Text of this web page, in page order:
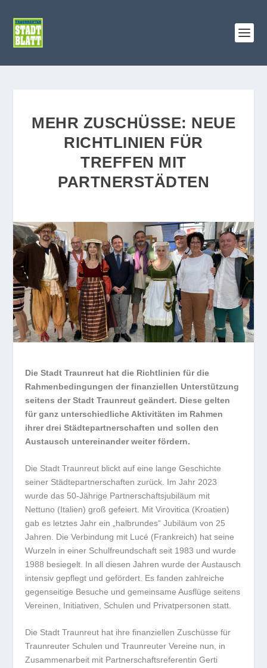
MEHR ZUSCHÜSSE: NEUE
RICHTLINIEN FÜR
TREFFEN MIT
PARTNERSTÄDTEN
Die Stadt Traunreut hat die Richtlinien für die
Rahmenbedingungen der finanziellen Unterstützung
seitens der Stadt Traunreut geändert. Diese gelten
für ganz unterschiedliche Aktivitäten im Rahmen
ihrer drei Städtepartnerschaften und sollen den
Austausch untereinander weiter fördern.
Die Stadt Traunreut blickt auf eine lange Geschichte
seiner Städtepartnerschaften zurück. Im Jahr 2023
wurde das 50-Jährige Partnerschaftsjubiläum mit
Nettuno (Italien) groß gefeiert. Mit Virovitica (Kroatien)
gab es letztes Jahr ein „halbrundes“ Jubiläum von 25
Jahren. Die Verbindung mit Lucé (Frankreich) hat seine
Wurzeln in einer Schulfreundschaft seit 1983 und wurde
1988 besiegelt. In all diesen Jahren wurde der Austausch
intensiv gepflegt und gefördert. Es fanden zahlreiche
gegenseitige Besuche und gemeinsame Ausflüge seitens
Vereinen, Initiativen, Schulen und Privatpersonen statt.
Die Stadt Traunreut hat ihre finanziellen Zuschüsse für
Traunreuter Schulen und Traunreuter Vereine nun, in
Zusammenarbeit mit Partnerschaftsreferentin Gerti